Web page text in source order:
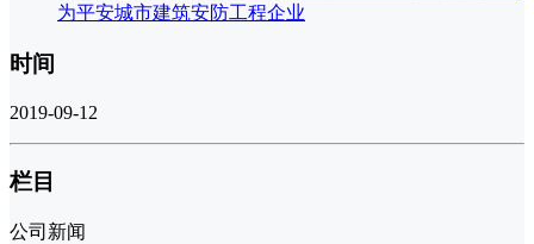
为平安城市建筑安防工程企业
时间
2019-09-12
栏目
公司新闻